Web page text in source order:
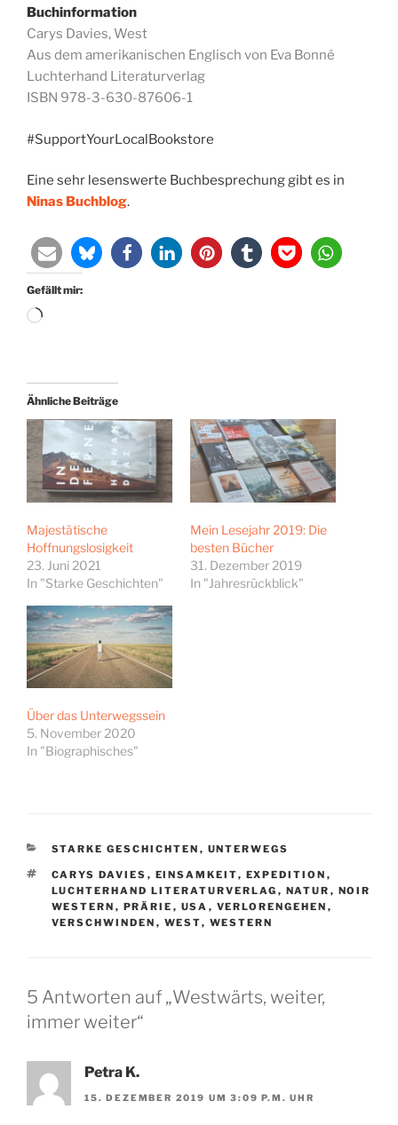
Buchinformation
Carys Davies, West
Aus dem amerikanischen Englisch von Eva Bonné
Luchterhand Literaturverlag
ISBN 978-3-630-87606-1
#SupportYourLocalBookstore
Eine sehr lesenswerte Buchbesprechung gibt es in
Ninas Buchblog.
Gefällt mir:
Wird
Ähnliche Beiträge
Majestätische
Hoffnungslosigkeit
23. Juni 2021
In "Starke Geschichten"
Mein Lesejahr 2019: Die
besten Bücher
31. Dezember 2019
In "Jahresrückblick"
Über das Unterwegssein
5. November 2020
In "Biographisches"
KATEGORIEN
STARKE GESCHICHTEN , UNTERWEGS
SCHLAGWÖRTER
CARYS DAVIES , EINSAMKEIT, EXPEDITION ,
LUCHTERHAND LITERATURVERLAG , NATUR , NOIR
WESTERN , PRÄRIE , USA , VERLORENGEHEN ,
VERSCHWINDEN , WEST, WESTERN
5 Antworten auf „Westwärts, weiter,
immer weiter“
Petra K.
15. DEZEMBER 2019 UM 3:09 P.M. UHR